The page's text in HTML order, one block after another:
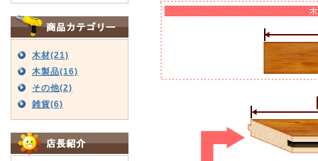
木材(21)
木製品(16)
その他(2)
雑貨(6)